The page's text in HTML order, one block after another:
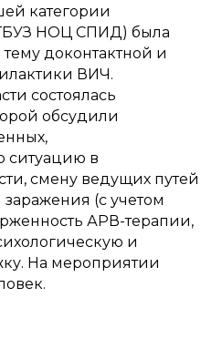
категории
НОЦ СПИД) была
доконтактной и
ВИЧ.
состоялась
обсудили
ситуацию в
смену ведущих путей
(с учетом
АРВ-терапии,
и
На мероприятии